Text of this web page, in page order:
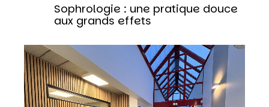
Sophrologie : une pratique douce
aux grands effets